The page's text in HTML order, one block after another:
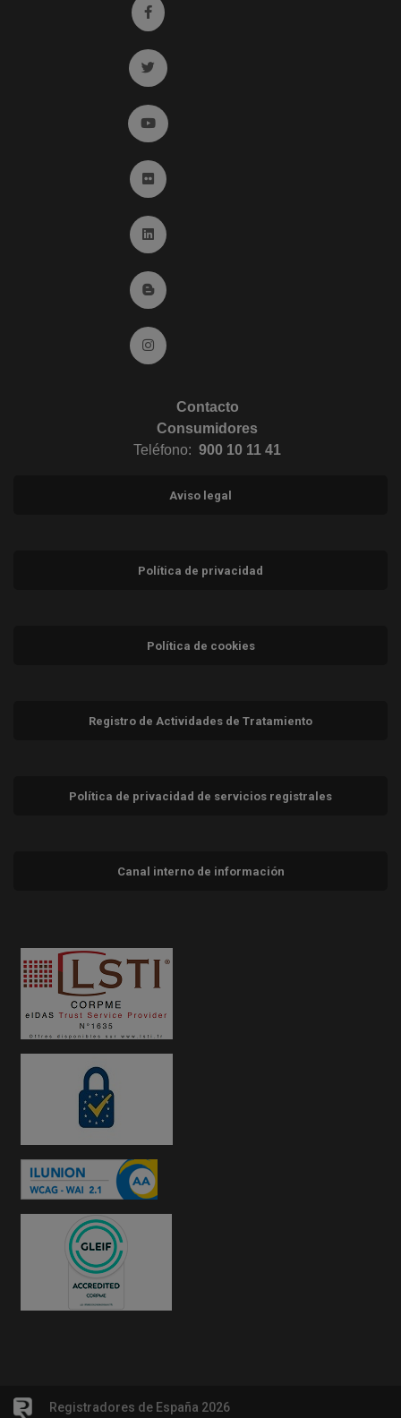
Ir a facebook (abre en ventana nueva)
Ir a twitter (abre en ventana nueva)
Ir a YouTube (abre en ventana nueva)
Ir a Flickr (abre en ventana nueva)
Ir a Linkedin (abre en ventana nueva)
Ir al Blog (abre en ventana nueva)
Ir a Instagram (abre en ventana nueva)
Contacto
Consumidores
Teléfono: 900 10 11 41
Aviso legal
Política de privacidad
Política de cookies
Registro de Actividades de Tratamiento
Política de privacidad de servicios registrales
Canal interno de información
Registradores de España 2026